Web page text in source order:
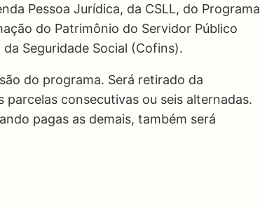
Pessoa Jurídica, da CSLL, do Programa
do Patrimônio do Servidor Público
Seguridade Social (Cofins).
do programa. Será retirado da
consecutivas ou seis alternadas.
pagas as demais, também será